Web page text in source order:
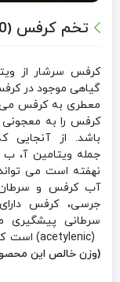
تخم کرفس (50گرم)
گیاهی موجود در
معطری به کرفس می
کرفس را به معجونی
باشد. از آنجایی
جمله ویتامین آ،
نهفته است می
آب کرفس و سرطان
جرسی، کرفس
سرطانی پیشگیری
(acetylenic) است که رشد سلول های تومور را متوقف می کند.
(وزن خالص این محصول حدود